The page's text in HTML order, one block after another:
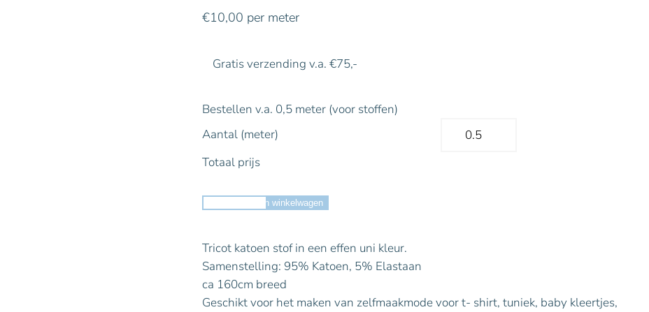
€10,00 per meter
Gratis verzending v.a. €75,-
Bestellen v.a. 0,5 meter (voor stoffen)
Aantal (meter)
Totaal prijs
Toevoegen aan winkelwagen
Tricot katoen stof in een effen uni kleur.
Samenstelling: 95% Katoen, 5% Elastaan
ca 160cm breed
Geschikt voor het maken van zelfmaakmode voor t- shirt, tuniek, baby kleertjes,